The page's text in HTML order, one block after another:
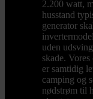
2.200 watt,
husstand
generator
uden
skade.
er samtidig
camping og
nødstrøm til